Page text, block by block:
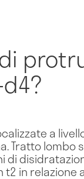
a
Tratto
di
in